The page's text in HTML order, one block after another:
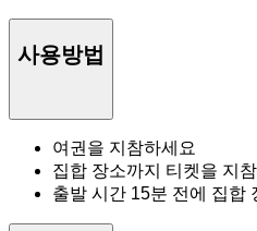
사용방법
여권을 지참하세요
집합 장소까지 티켓을 지
출발 시간 15분 전에 집합